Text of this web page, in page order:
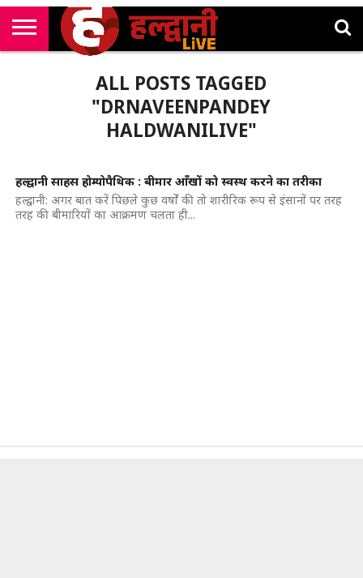
राष्ट्रीय
ALL POSTS TAGGED
"DRNAVEENPANDEY
HALDWANILIVE"
हल्द्वानी साहस होम्योपैथिक : बीमार आँखों को स्वस्थ करने का तरीका
हल्द्वानी: अगर बात करें पिछले कुछ वर्षों की तो शारीरिक रूप से इंसानों पर तरह
तरह की बीमारियों का आक्रमण चलता ही...